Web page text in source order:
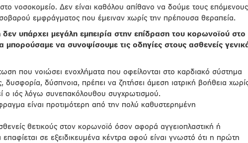
νοσοκομείο. Δεν είναι καθόλου απίθανο να δούμε τους επόμενους
σοβαρού εμφράγματος που έμειναν χωρίς την πρέπουσα θεραπεία.
δεν υπάρχει μεγάλη εμπειρία στην επίδραση του κορωνοϊού στο
μπορούσαμε να συνοψίσουμε τις οδηγίες στους ασθενείς
που νοιώσει ενοχλήματα που οφείλονται στο καρδιακό σύστημα
δύσπνοια, πρέπει να ζητήσει άμεση ιατρική βοήθεια
ο ιός λόγω συνεπακόλουθου συγχρωτισμού.
είναι προτιμότερη από την πολύ καθυστερημένη
θετικούς στον κορωνοϊό όσον αφορά αγγειοπλαστική ή
σε εξειδικευμένα κέντρα αφού είναι γνωστό ότι η πρώτη